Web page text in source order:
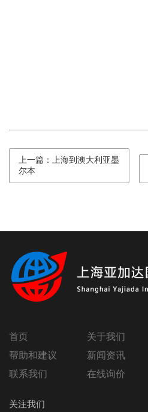
上一篇：上海到澳大利亚墨
尔本
首页 关于我们
帮助和建议
新闻资讯
联系我们
在线询价
关注我们